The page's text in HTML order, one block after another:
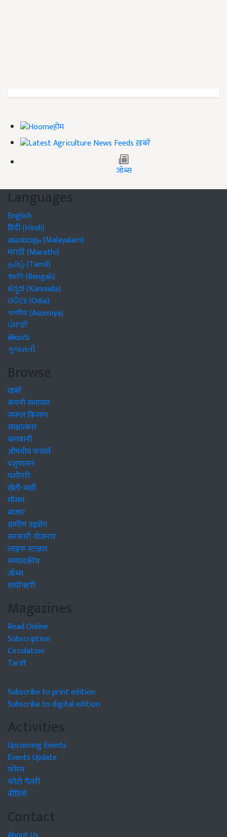
होम
ख़बरें
जॉब्स
Languages
English
हिंदी (Hindi)
മലയാളം (Malayalam)
मराठी (Marathi)
தமிழ் (Tamil)
বাঙালি (Bengali)
ಕನ್ನಡ (Kannada)
ଓଡିଆ (Odia)
অসমীয়া (Asomiya)
ਪੰਜਾਬੀ
తెలుగు
ગુજરાતી
Browse
खबरें
कंपनी समाचार
सफल किसान
साक्षात्कार
बागवानी
औषधीय फसलें
पशुपालन
मशीनरी
खेती-बाड़ी
मौसम
बाजार
ग्रामीण उद्द्योग
सरकारी योजनाएं
लाइफ स्टाइल
सम्पादकीय
जॉब्स
डायरेक्टरी
Magazines
Read Online
Subscription
Circulation
Tariff
Subscribe to print edition
Subscribe to digital edition
Activities
Upcoming Events
Events Update
फोरम
फोटो गैलरी
वीडियो
Contact